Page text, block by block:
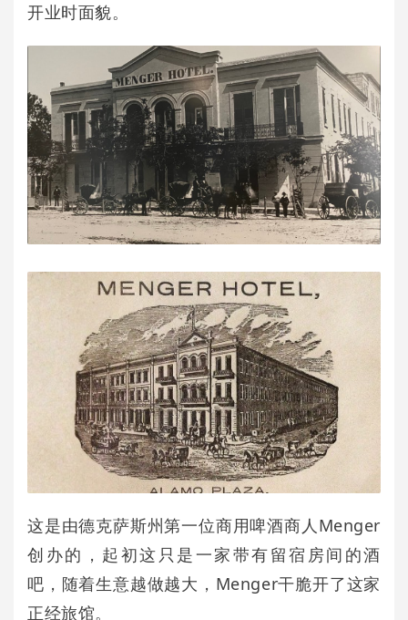
开业时面貌。
这是由德克萨斯州第一位商用啤酒商人Menger
创办的，起初这只是一家带有留宿房间的酒
吧，随着生意越做越大，Menger干脆开了这家
正经旅馆。